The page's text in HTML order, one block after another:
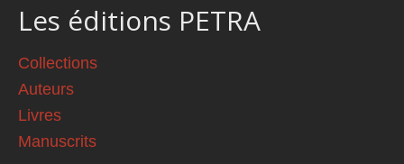
Les éditions PETRA
Collections
Auteurs
Livres
Manuscrits